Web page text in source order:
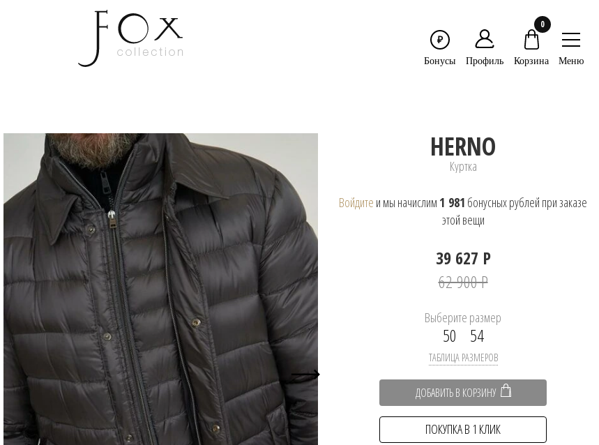
₽
Бонусы Профиль
0
Корзина Меню
HERNO
Куртка
Войдите и мы начислим 1 981 бонусных рублей при заказе
этой вещи
39 627 Р
62 900 Р
Выберите размер
50 54
ТАБЛИЦА РАЗМЕРОВ
ДОБАВИТЬ В КОРЗИНУ
ПОКУПКА В 1 КЛИК